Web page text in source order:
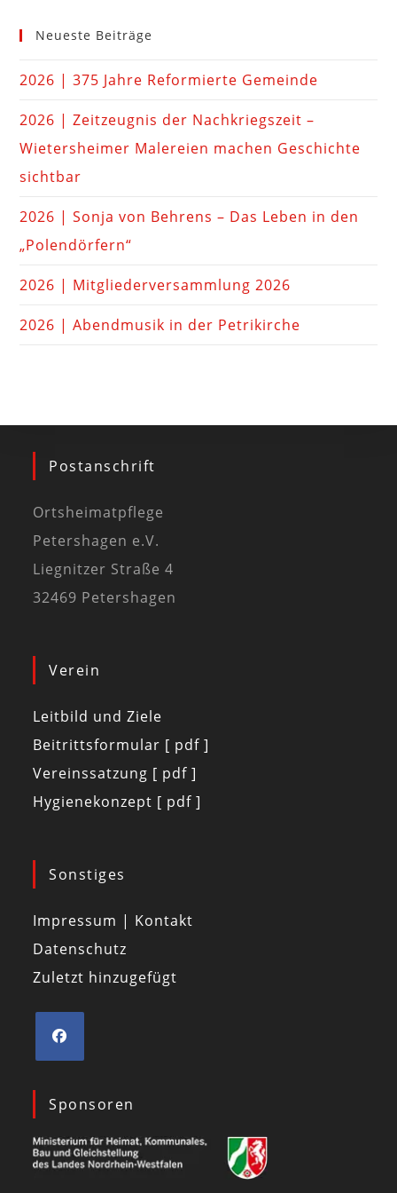
Neueste Beiträge
2026 | 375 Jahre Reformierte Gemeinde
2026 | Zeitzeugnis der Nachkriegszeit –
Wietersheimer Malereien machen Geschichte
sichtbar
2026 | Sonja von Behrens – Das Leben in den
„Polendörfern“
2026 | Mitgliederversammlung 2026
2026 | Abendmusik in der Petrikirche
Postanschrift
Ortsheimatpflege
Petershagen e.V.
Liegnitzer Straße 4
32469 Petershagen
Verein
Leitbild und Ziele
Beitrittsformular [ pdf ]
Vereinssatzung [ pdf ]
Hygienekonzept [ pdf ]
Sonstiges
Impressum | Kontakt
Datenschutz
Zuletzt hinzugefügt
Sponsoren